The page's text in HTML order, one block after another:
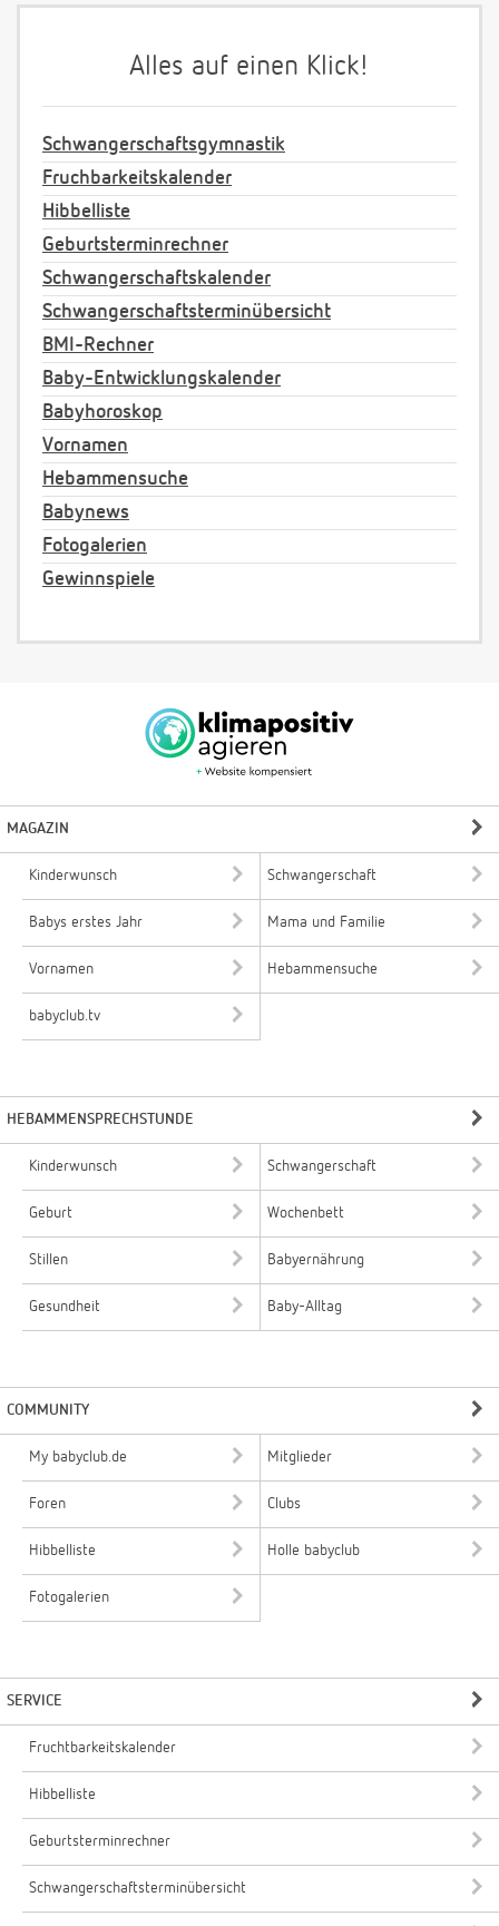
Alles auf einen Klick!
Schwangerschaftsgymnastik
Fruchbarkeitskalender
Hibbelliste
Geburtsterminrechner
Schwangerschaftskalender
Schwangerschaftsterminübersicht
BMI-Rechner
Baby-Entwicklungskalender
Babyhoroskop
Vornamen
Hebammensuche
Babynews
Fotogalerien
Gewinnspiele
MAGAZIN
Kinderwunsch Schwangerschaft
Babys erstes Jahr Mama und Familie
Vornamen Hebammensuche
babyclub.tv
HEBAMMENSPRECHSTUNDE
Kinderwunsch Schwangerschaft
Geburt Wochenbett
Stillen Babyernährung
Gesundheit Baby-Alltag
COMMUNITY
My babyclub.de Mitglieder
Foren Clubs
Hibbelliste Holle babyclub
Fotogalerien
SERVICE
Fruchtbarkeitskalender
Hibbelliste
Geburtsterminrechner
Schwangerschaftsterminübersicht